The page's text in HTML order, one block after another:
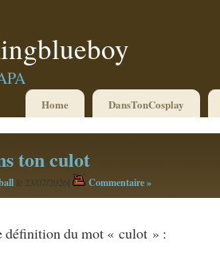
Home DansTonCosplay
ton culot
le 23/07/2026| Commentaire »
définition du mot « culot » :